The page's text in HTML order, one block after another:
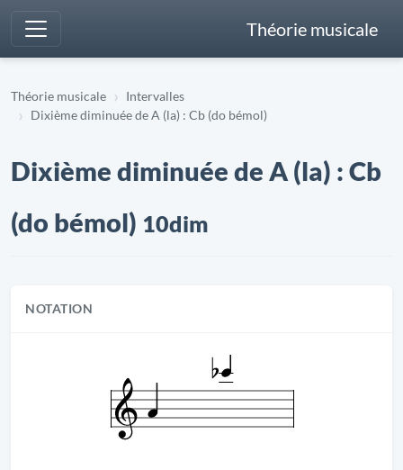
Théorie musicale
Théorie musicale
Intervalles
Dixième diminuée de A (la) : Cb (do bémol)
Dixième diminuée de A (la) : Cb
(do bémol) 10dim
NOTATION